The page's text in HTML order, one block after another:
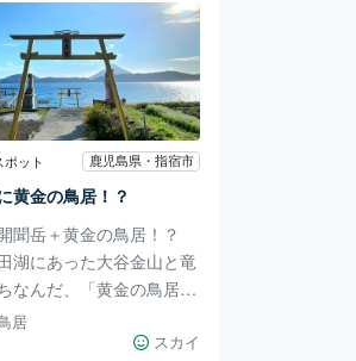
スイーツの種類は様々。
うのも楽しいです♪ ※入
イーツは公式のInstagra
更新されるそうなので、
ちらで確認してから行く
すよ。 鹿児島県では手
ような他県の限定スイー
県に居ながら食べれ
ポット 鹿児島県・指宿市
黄金の鳥居！？
聞岳＋黄金の鳥居！？
湖にあった大谷金山と竜
なんだ、「黄金の鳥居」
水を吹く金豊龍」が祭ら
パワースポットとなってい
居
スカイ